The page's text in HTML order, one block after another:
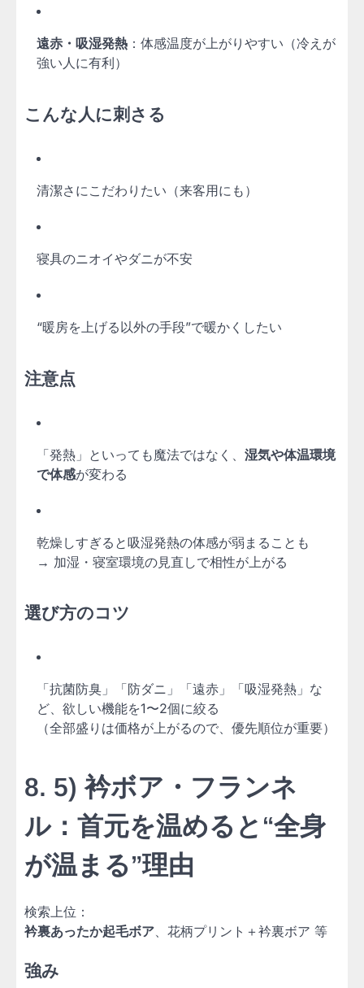
遠赤・吸湿発熱 ：体感温度が上がりやすい（冷えが
強い人に有利）
こんな人に刺さる
清潔さにこだわりたい（来客用にも）
寝具のニオイやダニが不安
“暖房を上げる以外の手段”で暖かくしたい
注意点
「発熱」といっても魔法ではなく、 湿気や体温環境
で体感が変わる
乾燥しすぎると吸湿発熱の体感が弱まることも
→ 加湿・寝室環境の見直しで相性が上がる
選び方のコツ
「抗菌防臭」「防ダニ」「遠赤」「吸湿発熱」な
ど、欲しい機能を1〜2個に絞る
（全部盛りは価格が上がるので、優先順位が重要）
8. 5) 衿ボア・フランネ
ル：首元を温めると“全身
が温まる”理由
検索上位：
衿裏あったか起毛ボア、花柄プリント＋衿裏ボア 等
強み